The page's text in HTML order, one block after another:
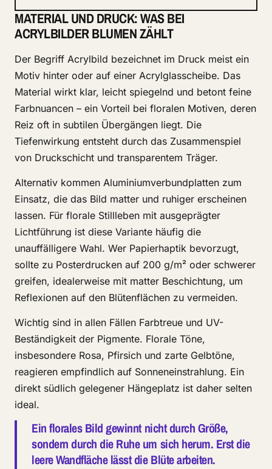
MATERIAL UND DRUCK: WAS BEI
ACRYLBILDER BLUMEN ZÄHLT
Der Begriff Acrylbild bezeichnet im Druck meist ein
Motiv hinter oder auf einer Acrylglasscheibe. Das
Material wirkt klar, leicht spiegelnd und betont feine
Farbnuancen – ein Vorteil bei floralen Motiven, deren
Reiz oft in subtilen Übergängen liegt. Die
Tiefenwirkung entsteht durch das Zusammenspiel
von Druckschicht und transparentem Träger.
Alternativ kommen Aluminiumverbundplatten zum
Einsatz, die das Bild matter und ruhiger erscheinen
lassen. Für florale Stillleben mit ausgeprägter
Lichtführung ist diese Variante häufig die
unauffälligere Wahl. Wer Papierhaptik bevorzugt,
sollte zu Posterdrucken auf 200 g/m² oder schwerer
greifen, idealerweise mit matter Beschichtung, um
Reflexionen auf den Blütenflächen zu vermeiden.
Wichtig sind in allen Fällen Farbtreue und UV-
Beständigkeit der Pigmente. Florale Töne,
insbesondere Rosa, Pfirsich und zarte Gelbtöne,
reagieren empfindlich auf Sonneneinstrahlung. Ein
direkt südlich gelegener Hängeplatz ist daher selten
ideal.
Ein florales Bild gewinnt nicht durch Größe,
sondern durch die Ruhe um sich herum. Erst die
leere Wandfläche lässt die Blüte arbeiten.